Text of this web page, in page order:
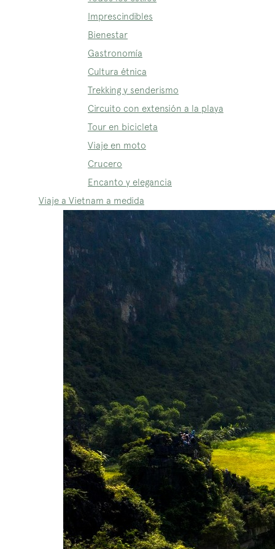
Imprescindibles
Bienestar
Gastronomía
Cultura étnica
Trekking y senderismo
Circuito con extensión a la playa
Tour en bicicleta
Viaje en moto
Crucero
Encanto y elegancia
Viaje a Vietnam a medida